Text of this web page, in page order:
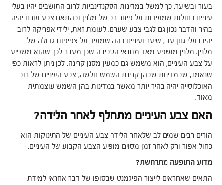
בעור ובשיער. כך למשל במדינות הסקנדינביות לרוב התושבים יהיו בעלי
עיניים כחולות שמעידות על פיזור רב של מלנין ובהתאם צבע עורם יהיה
בהיר והדבר נכון גם לגבי צבע שערם. לעומת זאת, ילידי אפריקה לרוב
יהיו בעלי גוון עור, שיער ועיניים כהה שמעיד על צפיפות גדולה של
מלנין. מלנין מושפע מאד מתנאי הסביבה שכן מעבר לכך שהוא משפיע
על צבע העיניים, הוא משמש גם כמעין מסנן קרינה. לכן ניתן לראות כפי
שנאמר, שבמדינות שבהן קרינת השמש חלשה, צבע העיניים של רוב
האוכלוסייה יהיה בהיר יותר מאשר במדינות בהן השמש עוצמתית
מאוד.
האם צבע העיניים מתחלף לאחר הלידה?
הורים רבים שמים לב שלאחר הלידה צבע העיניים של התינוקות הוא
כחול אפור ורק לאחר זמן מסוים מופיע הצבע הקבוע של העיניים.
מדוע התופעה מתרחשת?
התאים שאחראים לייצור הפיגמנט שבסופו של דבר אחראי למידת